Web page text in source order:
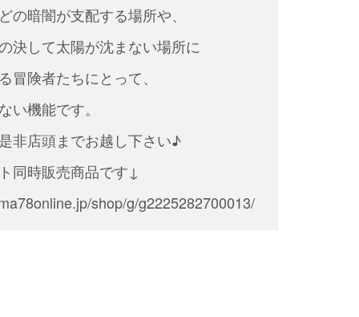
の暗闇が支配する場所や、
決して太陽が沈まない場所に
冒険者たちにとって、
い機能です。
非店頭までお越し下さい♪
同時販売商品です↓
shop/g/g2225282700013/